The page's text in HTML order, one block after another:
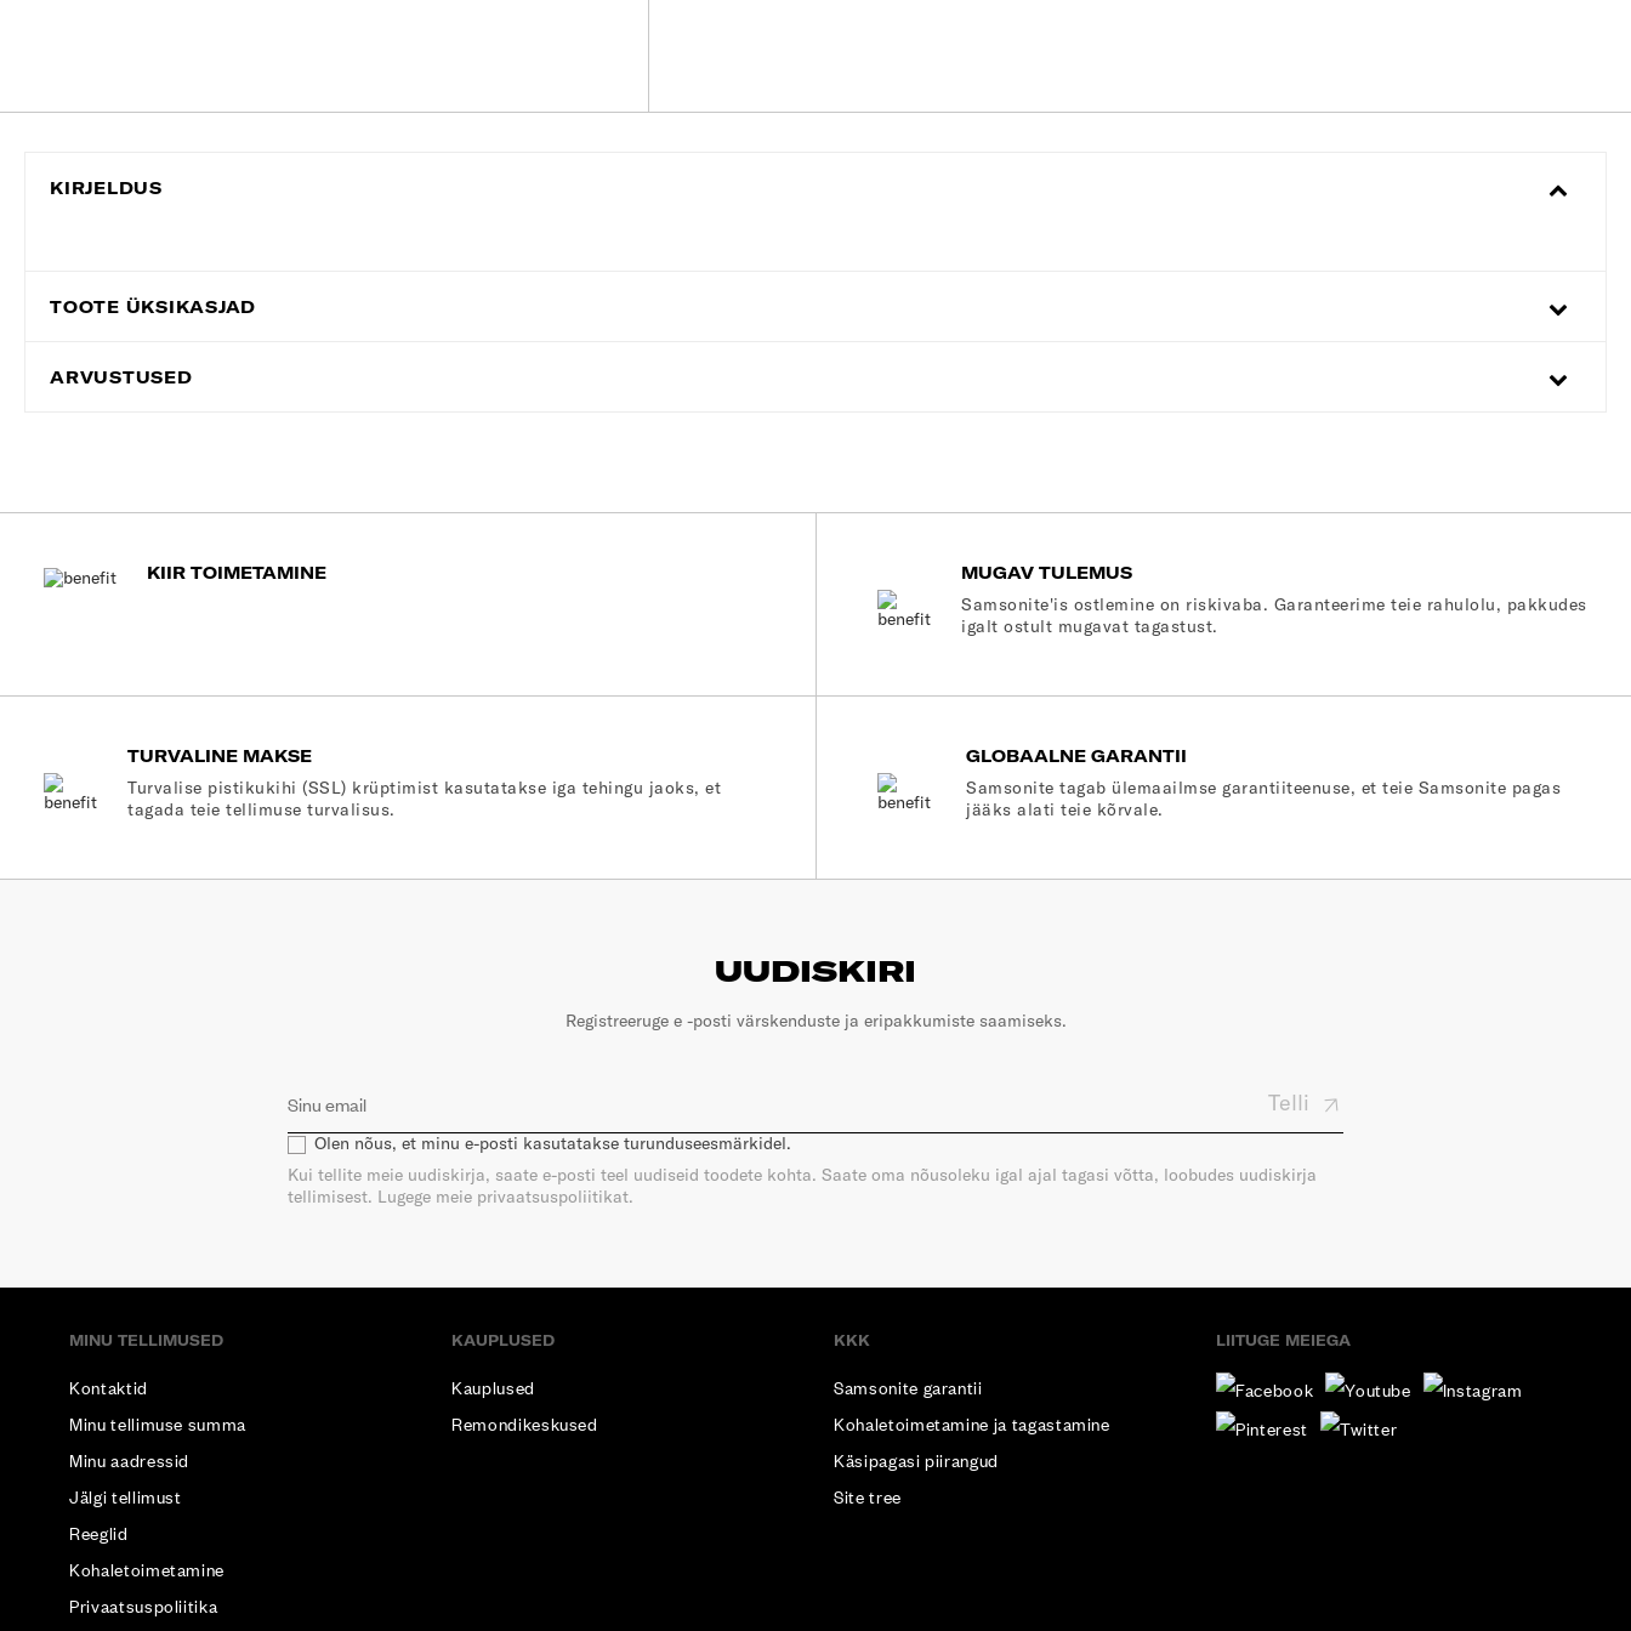
KIRJELDUS
TOOTE ÜKSIKASJAD
ARVUSTUSED
KIIR TOIMETAMINE
MUGAV TULEMUS
Samsonite'is ostlemine on riskivaba. Garanteerime teie rahulolu, pakkudes
igalt ostult mugavat tagastust.
TURVALINE MAKSE
Turvalise pistikukihi (SSL) krüptimist kasutatakse iga tehingu jaoks, et
tagada teie tellimuse turvalisus.
GLOBAALNE GARANTII
Samsonite tagab ülemaailmse garantiiteenuse, et teie Samsonite pagas
jääks alati teie kõrvale.
UUDISKIRI
Registreeruge e -posti värskenduste ja eripakkumiste saamiseks.
Telli
Olen nõus, et minu e-posti kasutatakse turunduseesmärkidel.
Kui tellite meie uudiskirja, saate e-posti teel uudiseid toodete kohta. Saate oma nõusoleku igal ajal tagasi võtta, loobudes uudiskirja
tellimisest. Lugege meie privaatsuspoliitikat.
MINU TELLIMUSED
Kontaktid
Minu tellimuse summa
Minu aadressid
Jälgi tellimust
Reeglid
Kohaletoimetamine
Privaatsuspoliitika
KAUPLUSED
Kauplused
Remondikeskused
KKK
Samsonite garantii
Kohaletoimetamine ja tagastamine
Käsipagasi piirangud
Site tree
LIITUGE MEIEGA